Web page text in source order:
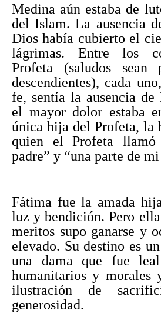
Medina aún estaba de
del Islam. La ausencia
Dios había cubierto el
lágrimas. Entre los
Profeta (saludos
descendientes), cada
fe, sentía la ausencia de
el mayor dolor estaba
única hija del Profeta, la
quien el Profeta llamó
padre” y “una parte de
Fátima fue la amada
luz y bendición. Pero
meritos supo ganarse y
elevado. Su destino es
una dama que fue
humanitarios y morales
ilustración de
generosidad.